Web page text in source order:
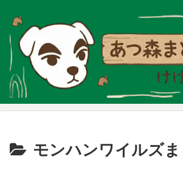
モンハンワイルズ